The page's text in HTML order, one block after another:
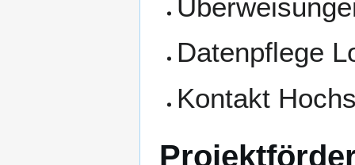
Datenpflege
Kontakt